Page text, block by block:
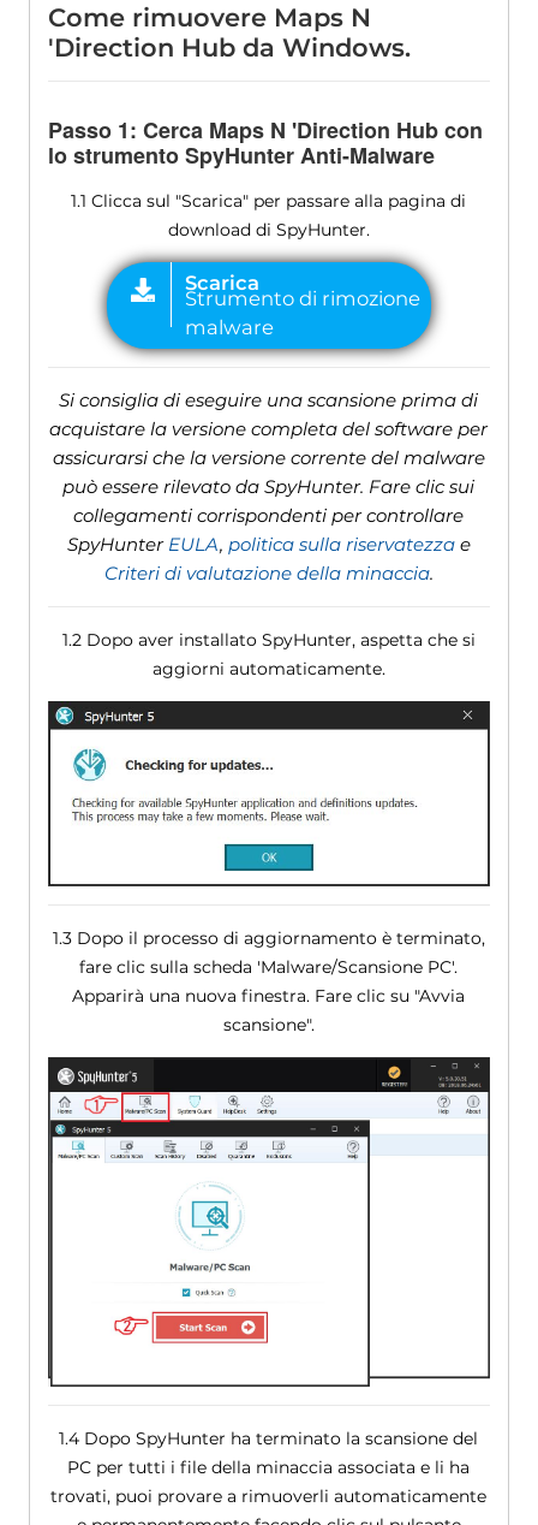
Come rimuovere Maps N
'Direction Hub da Windows.
Passo 1: Cerca Maps N 'Direction Hub con
lo strumento SpyHunter Anti-Malware
1.1 Clicca sul "Scarica" per passare alla pagina di
download di SpyHunter.
Si consiglia di eseguire una scansione prima di
acquistare la versione completa del software per
assicurarsi che la versione corrente del malware
può essere rilevato da SpyHunter. Fare clic sui
collegamenti corrispondenti per controllare
SpyHunter EULA, politica sulla riservatezzae
Criteri di valutazione della minaccia.
1.2 Dopo aver installato SpyHunter, aspetta che si
aggiorni automaticamente.
1.3 Dopo il processo di aggiornamento è terminato,
fare clic sulla scheda 'Malware/Scansione PC'.
Apparirà una nuova finestra. Fare clic su "Avvia
scansione".
1.4 Dopo SpyHunter ha terminato la scansione del
PC per tutti i file della minaccia associata e li ha
trovati, puoi provare a rimuoverli automaticamente